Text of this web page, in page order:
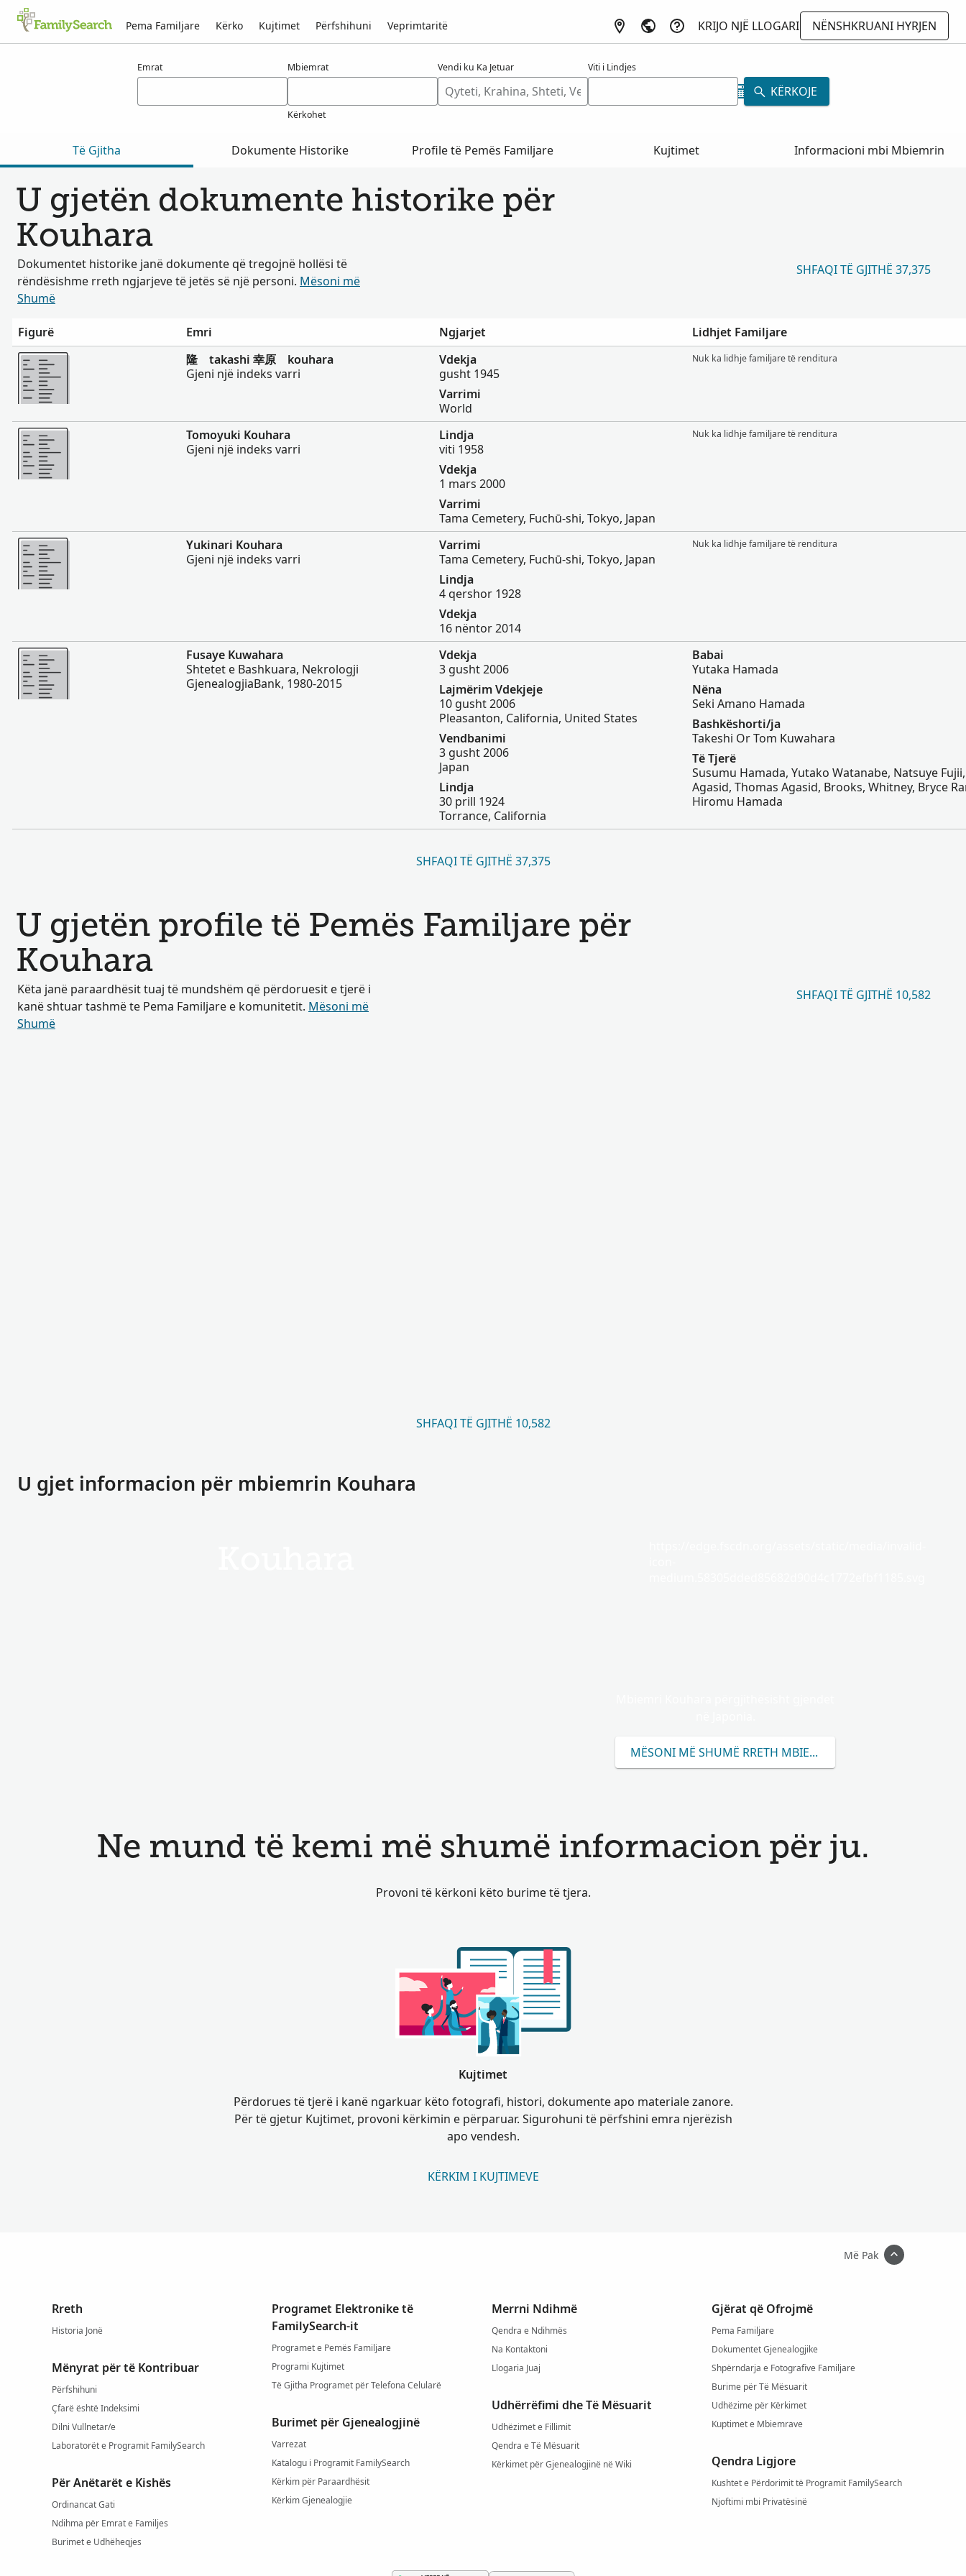
Pema Familjare Kërko Kujtimet Përfshihuni Veprimtaritë KRIJO NJË LLOGARI
NËNSHKRUANI HYRJEN
Emrat Mbiemrat
Kërkohet
Vendi ku Ka Jetuar Viti i Lindjes
KËRKOJE
Të Gjitha Dokumente Historike Profile të Pemës Familjare Kujtimet Informacioni mbi Mbiemrin
U gjetën dokumente historike për
Kouhara
Dokumentet historike janë dokumente që tregojnë hollësi të
rëndësishme rreth ngjarjeve të jetës së një personi. Mësoni më
Shumë
SHFAQI TË GJITHË 37,375
Figurë Emri Ngjarjet
Lidhjet Familjare
Më Shumë
隆 takashi 幸原 kouhara
Gjeni një indeks varri
Vdekja
gusht 1945
Varrimi
World
Nuk ka lidhje familjare të renditura
Më Shumë
Tomoyuki Kouhara
Gjeni një indeks varri
Lindja
viti 1958
Vdekja
1 mars 2000
Varrimi
Tama Cemetery, Fuchū-shi, Tokyo, Japan
Nuk ka lidhje familjare të renditura
Më Shumë
Yukinari Kouhara
Gjeni një indeks varri
Varrimi
Tama Cemetery, Fuchū-shi, Tokyo, Japan
Lindja
4 qershor 1928
Vdekja
16 nëntor 2014
Nuk ka lidhje familjare të renditura
Më Shumë
Fusaye Kuwahara
Shtetet e Bashkuara, Nekrologji
GjenealogjiaBank, 1980-2015
Vdekja
3 gusht 2006
Lajmërim Vdekjeje
10 gusht 2006
Pleasanton, California, United States
Vendbanimi
3 gusht 2006
Japan
Lindja
30 prill 1924
Torrance, California
Babai
Yutaka Hamada
Nëna
Seki Amano Hamada
Bashkëshorti/ja
Takeshi Or Tom Kuwahara
Të Tjerë
Susumu Hamada, Yutako Watanabe, Natsuye
Agasid, Thomas Agasid, Brooks, Whitney, Bryce
Hiromu Hamada
SHFAQI TË GJITHË 37,375
U gjetën profile të Pemës Familjare për
Kouhara
Këta janë paraardhësit tuaj të mundshëm që përdoruesit e tjerë i
kanë shtuar tashmë te Pema Familjare e komunitetit. Mësoni më
Shumë
SHFAQI TË GJITHË 10,582
SHFAQI TË GJITHË 10,582
U gjet informacion për mbiemrin Kouhara
MËSONI MË SHUMË RRETH MBIEMRIT KOUHARA
Ne mund të kemi më shumë informacion për ju.
Provoni të kërkoni këto burime të tjera.
Kujtimet
Përdorues të tjerë i kanë ngarkuar këto fotografi, histori, dokumente apo materiale zanore.
Për të gjetur Kujtimet, provoni kërkimin e përparuar. Sigurohuni të përfshini emra njerëzish
apo vendesh.
KËRKIM I KUJTIMEVE
Më Pak
Rreth
Historia Jonë
Mënyrat për të Kontribuar
Përfshihuni
Çfarë është Indeksimi
Dilni Vullnetar/e
Laboratorët e Programit FamilySearch
Për Anëtarët e Kishës
Ordinancat Gati
Ndihma për Emrat e Familjes
Burimet e Udhëheqjes
Programet Elektronike të
FamilySearch-it
Programet e Pemës Familjare
Programi Kujtimet
Të Gjitha Programet për Telefona Celularë
Burimet për Gjenealogjinë
Varrezat
Katalogu i Programit FamilySearch
Kërkim për Paraardhësit
Kërkim Gjenealogjie
Merrni Ndihmë
Qendra e Ndihmës
Na Kontaktoni
Llogaria Juaj
Udhërrëfimi dhe Të Mësuarit
Udhëzimet e Fillimit
Qendra e Të Mësuarit
Kërkimet për Gjenealogjinë në Wiki
Gjërat që Ofrojmë
Pema Familjare
Dokumentet Gjenealogjike
Shpërndarja e Fotografive Familjare
Burime për Të Mësuarit
Udhëzime për Kërkimet
Kuptimet e Mbiemrave
Qendra Ligjore
Kushtet e Përdorimit të Programit FamilySearch
Njoftimi mbi Privatësinë